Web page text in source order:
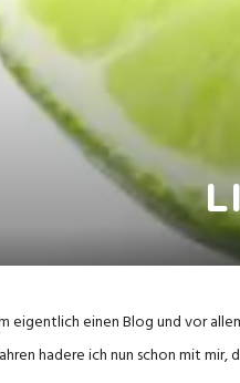
eigentlich einen Blog und vor
hadere ich nun schon mit